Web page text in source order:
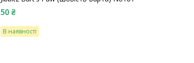
50 ₴
В наявності